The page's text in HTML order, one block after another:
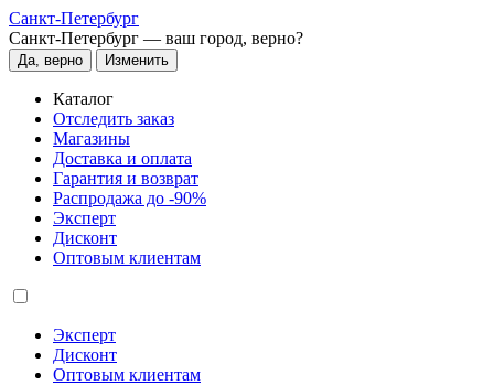
Санкт-Петербург
Санкт-Петербург — ваш город, верно?
Да, верно Изменить
Каталог
Отследить заказ
Магазины
Доставка и оплата
Гарантия и возврат
Распродажа до -90%
Эксперт
Дисконт
Оптовым клиентам
Эксперт
Дисконт
Оптовым клиентам